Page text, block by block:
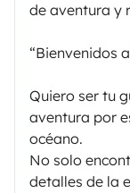
de aventura y
“Bienvenidos
Quiero ser tu
aventura por
océano.
No solo
detalles de la